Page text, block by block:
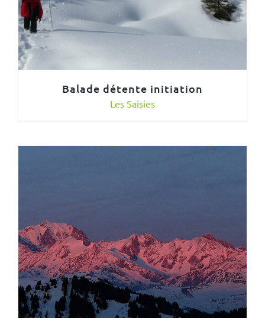
Balade détente initiation
Les Saisies